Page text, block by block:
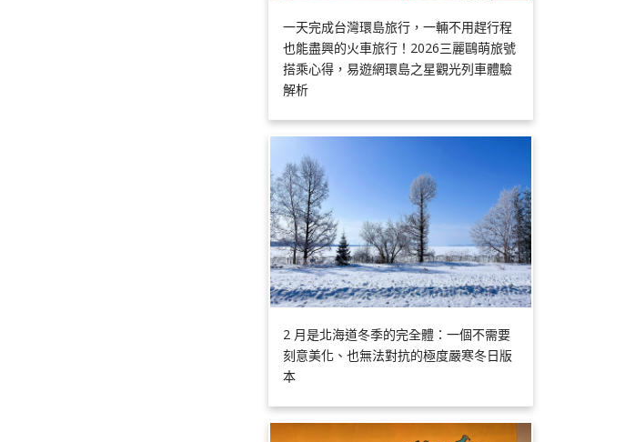
一天完成台灣環島旅行，一輛不用趕行程
也能盡興的火車旅行！2026三麗鷗萌旅號
搭乘心得，易遊網環島之星觀光列車體驗
解析
2 月是北海道冬季的完全體：一個不需要
刻意美化、也無法對抗的極度嚴寒冬日版
本